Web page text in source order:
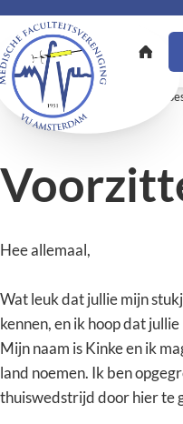
U bent hier: Home
Hee allemaal,
Wat leuk dat jullie mijn
kennen, en ik hoop dat
Mijn naam is Kinke en ik
land noemen. Ik ben
thuiswedstrijd door hier te